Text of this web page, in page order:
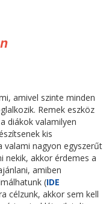
amivel szinte minden
Remek eszköz
diákok valamilyen
kis
valami nagyon egyszerűt
nekik, akkor érdemes a
amiben
(IDE
célzunk, akkor sem kell